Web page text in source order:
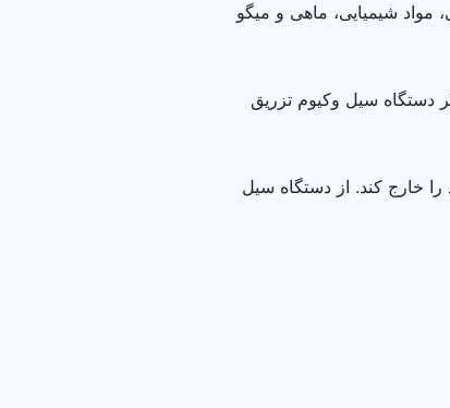
مواد شیمیایی، ماهی و میگو
دستگاه سیل وکیوم تزریق
خارج کند. از دستگاه سیل